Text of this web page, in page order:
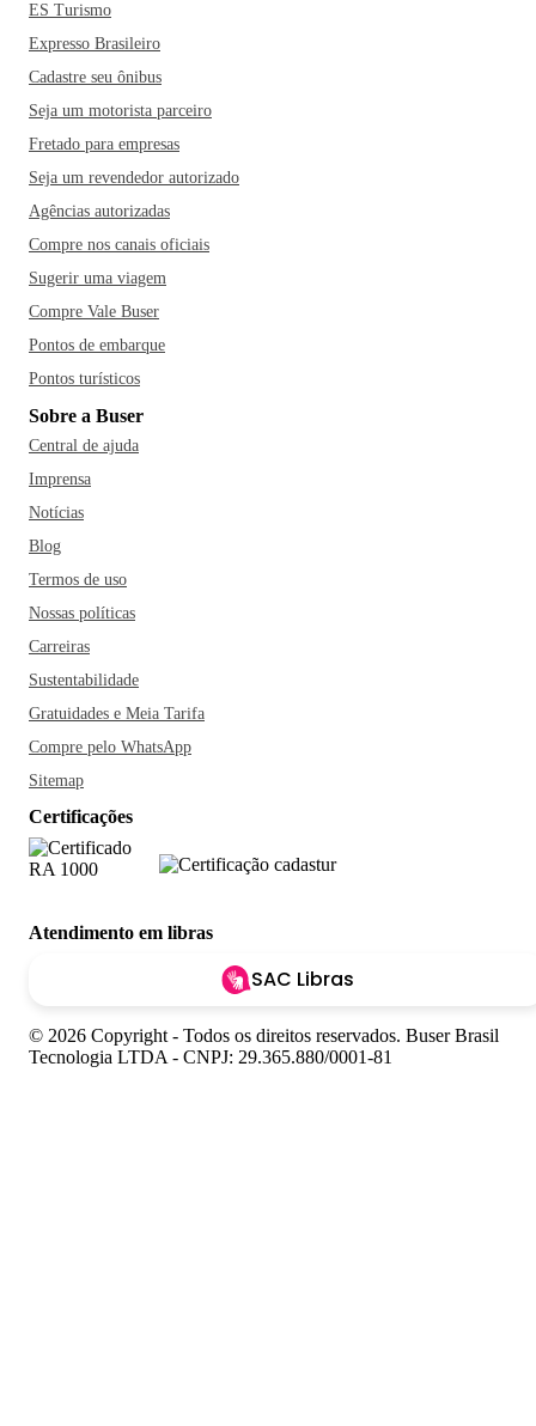
ES Turismo
Expresso Brasileiro
Cadastre seu ônibus
Seja um motorista parceiro
Fretado para empresas
Seja um revendedor autorizado
Agências autorizadas
Compre nos canais oficiais
Sugerir uma viagem
Compre Vale Buser
Pontos de embarque
Pontos turísticos
Sobre a Buser
Central de ajuda
Imprensa
Notícias
Blog
Termos de uso
Nossas políticas
Carreiras
Sustentabilidade
Gratuidades e Meia Tarifa
Compre pelo WhatsApp
Sitemap
Certificações
Atendimento em libras
SAC Libras
© 2026 Copyright - Todos os direitos reservados. Buser Brasil
Tecnologia LTDA - CNPJ: 29.365.880/0001-81